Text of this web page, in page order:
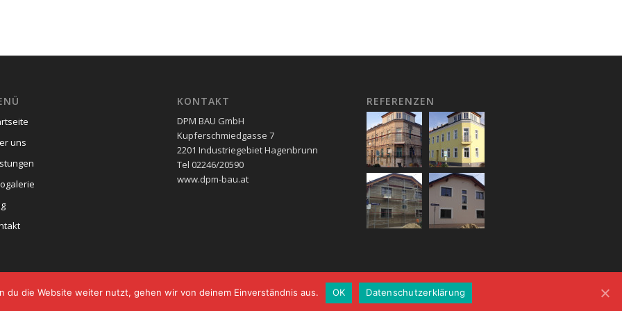
uns
KONTAKT
DPM BAU GmbH
Kupferschmiedgasse 7
2201 Industriegebiet Hagenbrunn
Tel 02246/20590
www.dpm-bau.at
REFERENZEN
du die Website weiter nutzt, gehen wir von deinem Einverständnis aus. OK Datenschutzerklärung